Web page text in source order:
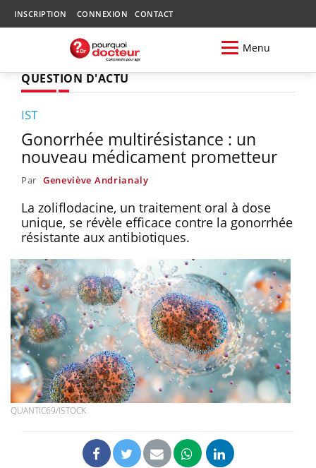
INSCRIPTION CONNEXION CONTACT
Menu
QUESTION D'ACTU
IST
Gonorrhée multirésistance : un
nouveau médicament prometteur
Par Geneviève Andrianaly
La zoliflodacine, un traitement oral à dose
unique, se révèle efficace contre la gonorrhée
résistante aux antibiotiques.
QUANTIC69/ISTOCK